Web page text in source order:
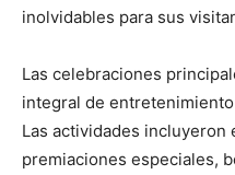
inolvidables para sus
Las celebraciones
integral de
Las actividades incluyeron
premiaciones especiales,